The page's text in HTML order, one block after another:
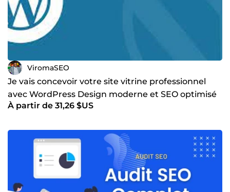
ViromaSEO
Je vais concevoir votre site vitrine professionnel
avec WordPress Design moderne et SEO optimisé
À partir de 31,26 $US